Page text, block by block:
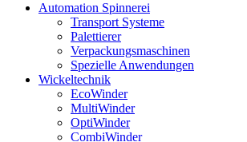
Automation Spinnerei
Transport Systeme
Palettierer
Verpackungsmaschinen
Spezielle Anwendungen
Wickeltechnik
EcoWinder
MultiWinder
OptiWinder
CombiWinder